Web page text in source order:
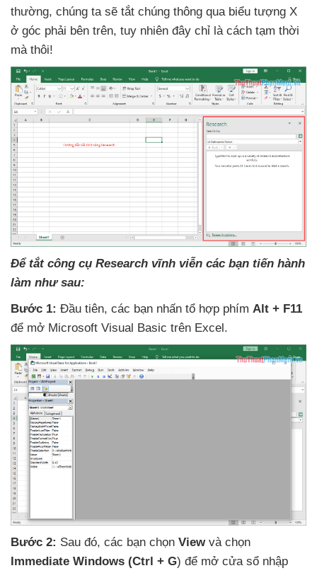
thường, chúng ta sẽ tắt chúng thông qua biểu tượng X
ở góc phải bên trên, tuy nhiên đây chỉ là cách tạm thời
mà thôi!
Để tắt công cụ Research vĩnh viễn các bạn tiến hành
làm như sau:
Bước 1: Đầu tiên, các bạn nhấn tổ hợp phím Alt + F11
để mở Microsoft Visual Basic trên Excel.
Bước 2: Sau đó, các bạn chọn View và chọn
Immediate Windows (Ctrl + G) để mở cửa sổ nhập